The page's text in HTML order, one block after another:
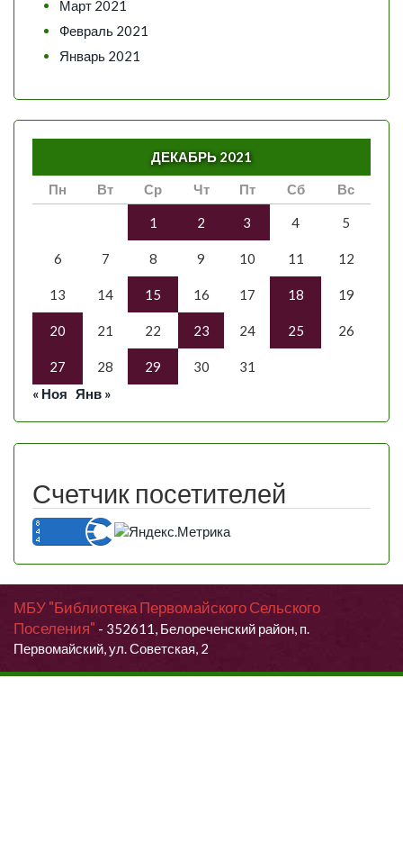
Март 2021
Февраль 2021
Январь 2021
ДЕКАБРЬ 2021
Пн
Вт Ср Чт Пт Сб Вс
1 2 3 4 5
6 7 8 9 10 11 12
13 14 15 16 17 18 19
20 21 22 23 24 25 26
27 28 29 30
31
« Ноя Янв »
Счетчик посетителей
МБУ "Библиотека Первомайского Сельского
Поселения" - 352611, Белореченский район, п.
Первомайский, ул. Советская, 2